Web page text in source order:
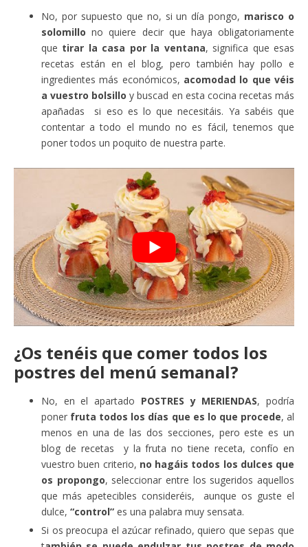
No, por supuesto que no, si un día pongo, marisco o
solomillo no quiere decir que haya obligatoriamente
que tirar la casa por la ventana, significa que esas
recetas están en el blog, pero también hay pollo e
ingredientes más económicos, acomodad lo que véis
a vuestro bolsillo y buscad en esta cocina recetas más
apañadas si eso es lo que necesitáis. Ya sabéis que
contentar a todo el mundo no es fácil, tenemos que
poner todos un poquito de nuestra parte.
¿Os tenéis que comer todos los
postres del menú semanal?
No, en el apartado POSTRES y MERIENDAS, podría
poner fruta todos los días que es lo que procede, al
menos en una de las dos secciones, pero este es un
blog de recetas y la fruta no tiene receta, confío en
vuestro buen criterio, no hagáis todos los dulces que
os propongo, seleccionar entre los sugeridos aquellos
que más apetecibles consideréis, aunque os guste el
dulce, “control” es una palabra muy sensata.
Si os preocupa el azúcar refinado, quiero que sepas que